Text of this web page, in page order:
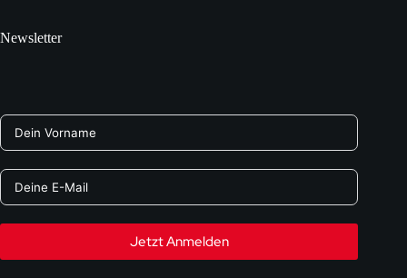
Newsletter
Jetzt Anmelden